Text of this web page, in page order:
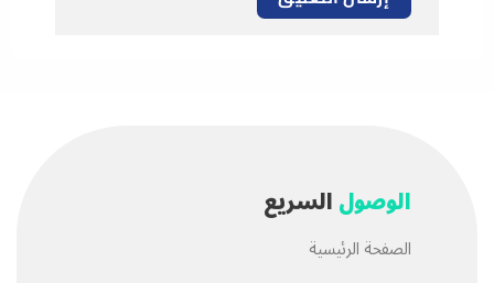
الوصولالسريع
الصفحة الرئيسية